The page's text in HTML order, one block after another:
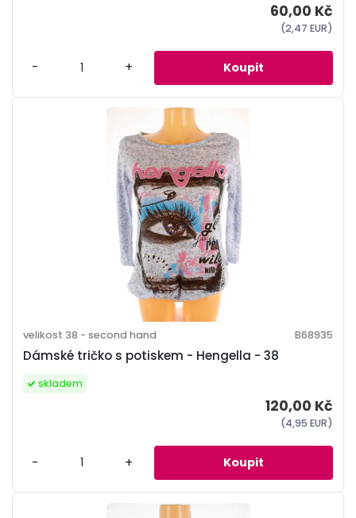
60,00 Kč
(2,47 EUR)
- +
Dámské tričko s potiskem - Hengella - 38
velikost 38 - second hand B68935
120,00 Kč
(4,95 EUR)
skladem
- +